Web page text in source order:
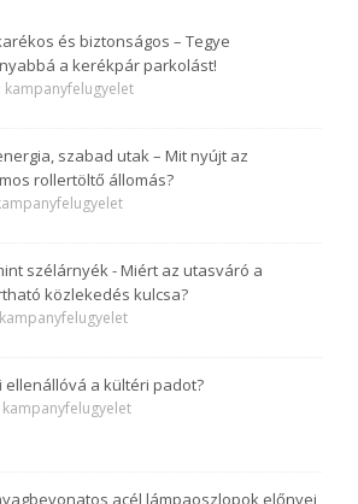
és biztonságos – Tegye
a kerékpár parkolást!
kampanyfelugyelet
szabad utak – Mit nyújt az
rollertöltő állomás?
szélárnyék - Miért az utasváró a
közlekedés kulcsa?
ellenállóvá a kültéri padot?
kampanyfelugyelet
acél lámpaoszlopok előnyei